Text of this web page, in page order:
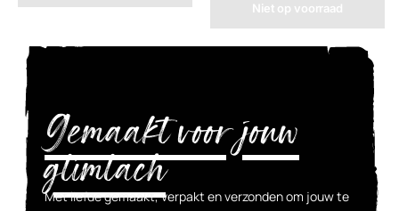
Niet op voorraad
Gemaakt voor jouw
glimlach
Met liefde gemaakt, verpakt en verzonden om jouw te